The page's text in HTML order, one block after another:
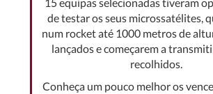
15 equipas selecionadas tiveram
de testar os seus microssatélites,
num rocket até 1000 metros de
lançados e começarem a
recolhidos.
Conheça um pouco melhor os